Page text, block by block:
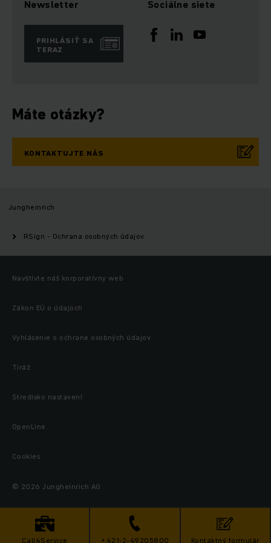
Call4Service +421-2-49205800 Kontaktný formulár
Newsletter
PRIHLÁSIŤ SA
TERAZ
Sociálne siete
Máte otázky?
KONTAKTUJTE NÁS
Jungheinrich
RSign - Ochrana osobných údajov
Navštívte náš korporatívny web
Zákon EÚ o údajoch
Vyhlásenie o ochrane osobných údajov
Tiráž
Stredisko nastavení
OpenLine
Cookies
© 2026 Jungheinrich AG